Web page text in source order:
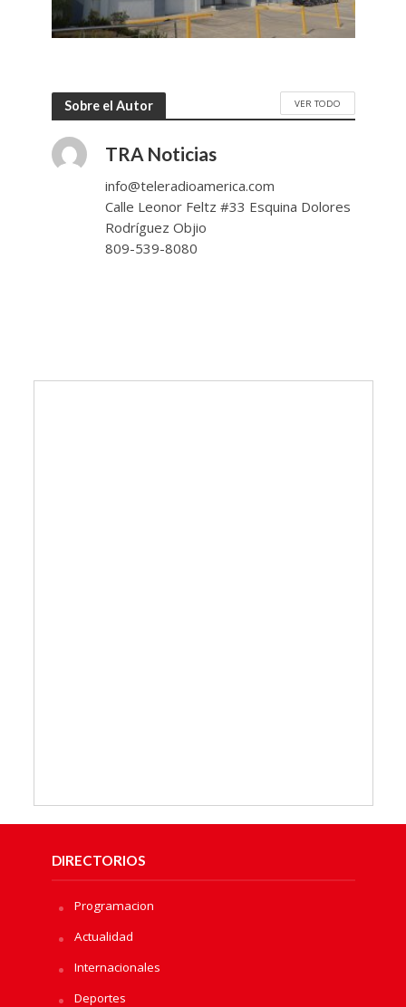
Sobre el Autor VER TODO
TRA Noticias
info@teleradioamerica.com
Calle Leonor Feltz #33 Esquina Dolores
Rodríguez Objio
809-539-8080
DIRECTORIOS
Programacion
Actualidad
Internacionales
Deportes